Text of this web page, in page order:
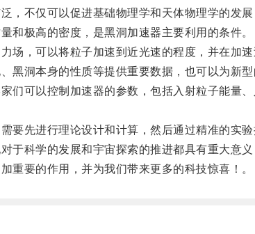
不仅可以促进基础物理学和天体物理学的发展
极高的密度，是黑洞加速器主要利用的条件。
，可以将粒子加速到近光速的程度，并在加速
洞本身的性质等提供重要数据，也可以为新型
可以控制加速器的参数，包括入射粒子能量
先进行理论设计和计算，然后通过精准的实验
科学的发展和宇宙探索的推进都具有重大意义
要的作用，并为我们带来更多的科技惊喜！。